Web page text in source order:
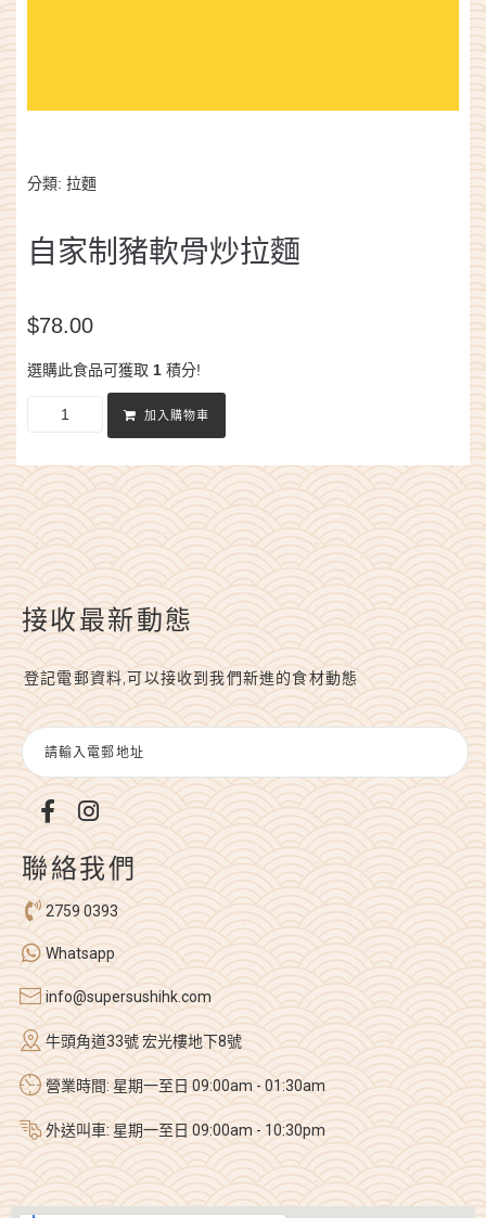
分類: 拉麵
自家制豬軟骨炒拉麵
$78.00
選購此食品可獲取 1 積分!
加入購物車
接收最新動態
登記電郵資料,可以接收到我們新進的食材動態
聯絡我們
2759 0393
Whatsapp
info@supersushihk.com
牛頭角道33號 宏光樓地下8號
營業時間: 星期一至日 09:00am - 01:30am
外送叫車: 星期一至日 09:00am - 10:30pm